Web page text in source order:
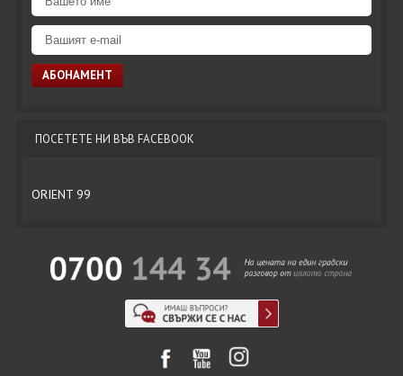
ПОСЕТЕТЕ НИ ВЪВ FACEBOOK
ORIENT 99